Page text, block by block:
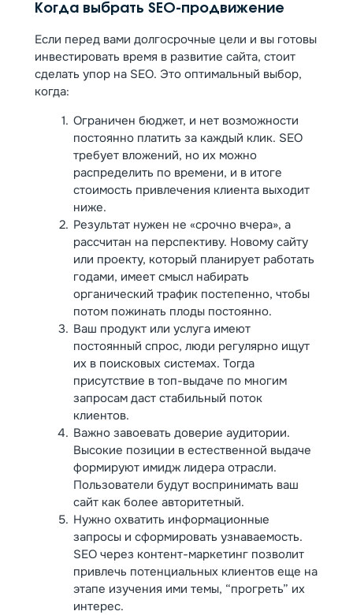
Когда выбрать SEO-продвижение
Если перед вами долгосрочные цели и вы готовы
инвестировать время в развитие сайта, стоит
сделать упор на SEO. Это оптимальный выбор,
когда:
Ограничен бюджет, и нет возможности
постоянно платить за каждый клик. SEO
требует вложений, но их можно
распределить по времени, и в итоге
стоимость привлечения клиента выходит
ниже.
Результат нужен не «срочно вчера», а
рассчитан на перспективу. Новому сайту
или проекту, который планирует работать
годами, имеет смысл набирать
органический трафик постепенно, чтобы
потом пожинать плоды постоянно.
Ваш продукт или услуга имеют
постоянный спрос, люди регулярно ищут
их в поисковых системах. Тогда
присутствие в топ-выдаче по многим
запросам даст стабильный поток
клиентов.
Важно завоевать доверие аудитории.
Высокие позиции в естественной выдаче
формируют имидж лидера отрасли.
Пользователи будут воспринимать ваш
сайт как более авторитетный.
Нужно охватить информационные
запросы и сформировать узнаваемость.
SEO через контент-маркетинг позволит
привлечь потенциальных клиентов еще на
этапе изучения ими темы, “прогреть” их
интерес.